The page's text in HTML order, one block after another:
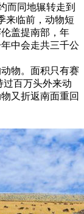
而同地辗转走到
来临前，动物短
盖提南部，年
中会走共三千公
物。面积只有赛
过百万头外来动
又折返南面重回